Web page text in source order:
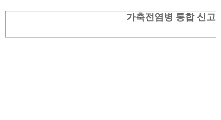
가축전염병 통합 신고